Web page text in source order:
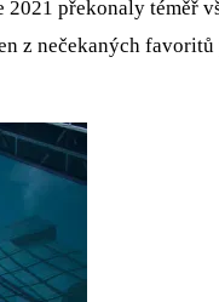
překonaly téměř
z nečekaných favoritů